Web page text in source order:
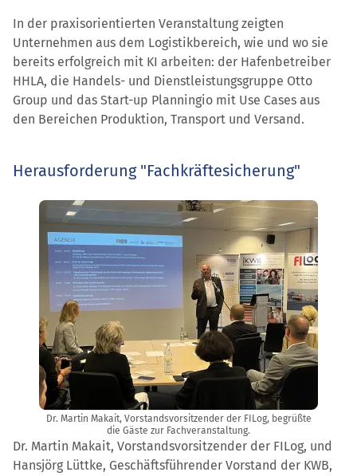
In der praxisorientierten Veranstaltung zeigten
Unternehmen aus dem Logistikbereich, wie und wo sie
bereits erfolgreich mit KI arbeiten: der Hafenbetreiber
HHLA, die Handels- und Dienstleistungsgruppe Otto
Group und das Start-up Planningio mit Use Cases aus
den Bereichen Produktion, Transport und Versand.
Herausforderung "Fachkräftesicherung"
Dr. Martin Makait, Vorstandsvorsitzender der FILog, und
Hansjörg Lüttke, Geschäftsführender Vorstand der KWB,
Dr. Martin Makait, Vorstandsvorsitzender der FILog, begrüßte
die Gäste zur Fachveranstaltung.